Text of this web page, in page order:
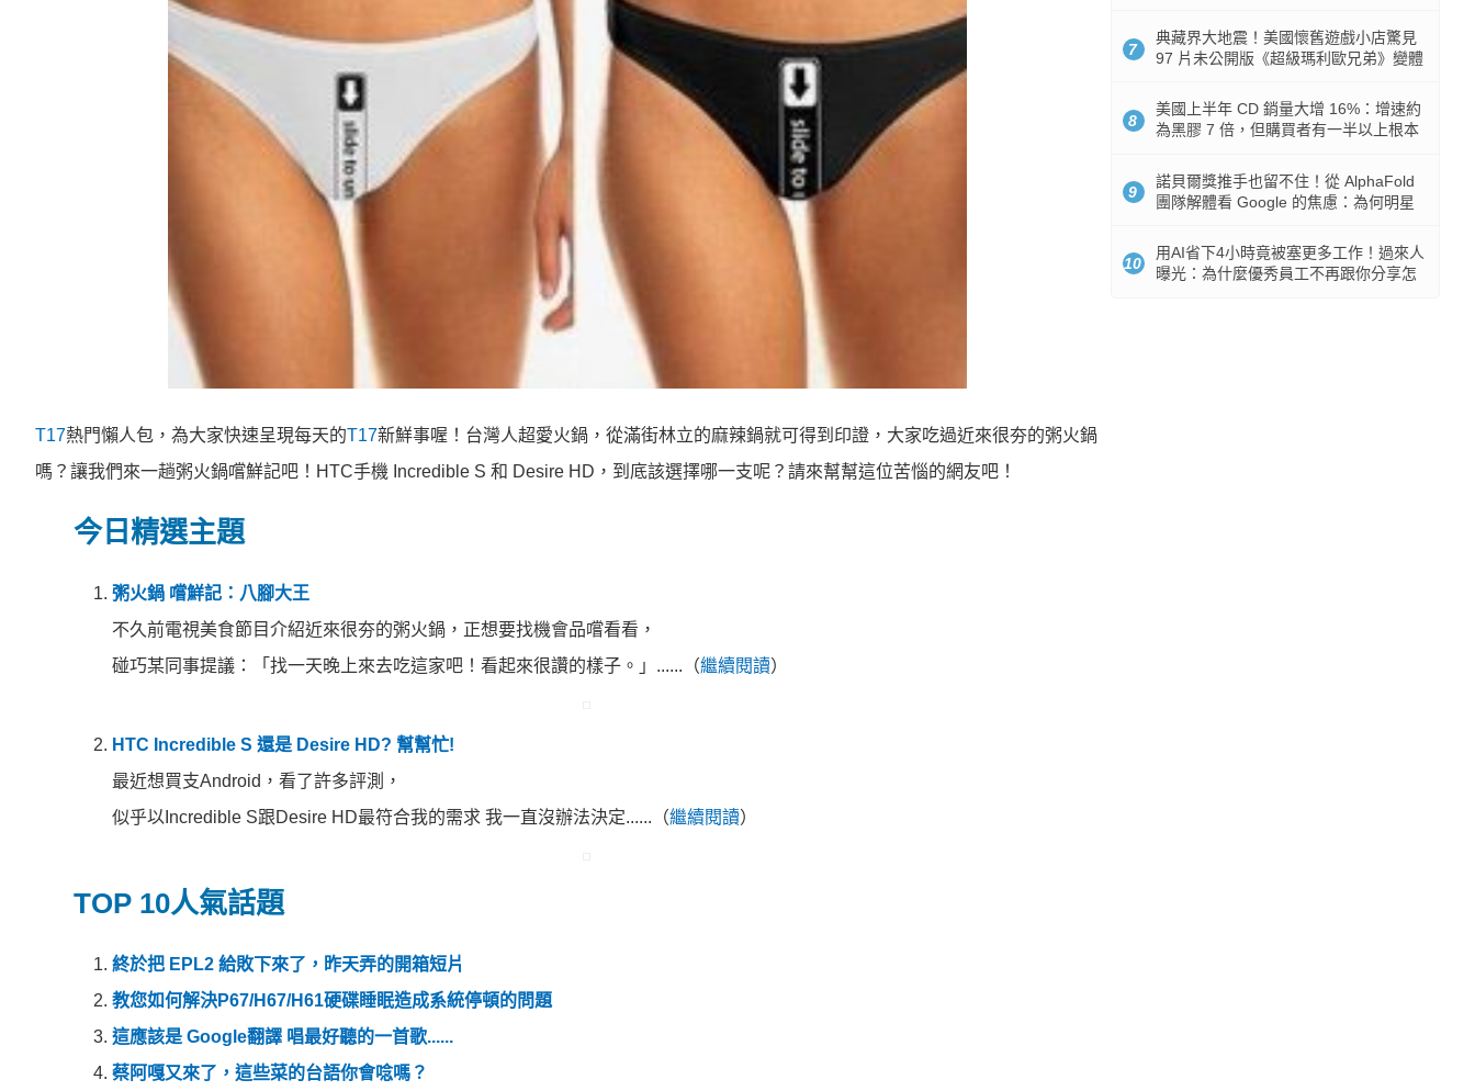
T17熱門懶人包，為大家快速呈現每天的T17新鮮事喔！台灣人超愛火鍋，從滿街林立的麻辣鍋就可得到印證，大家吃過近來很夯的粥火鍋
嗎？讓我們來一趟粥火鍋嚐鮮記吧！HTC手機 Incredible S 和 Desire HD，到底該選擇哪一支呢？請來幫幫這位苦惱的網友吧！
今日精選主題
粥火鍋 嚐鮮記：八腳大王
不久前電視美食節目介紹近來很夯的粥火鍋，正想要找機會品嚐看看，
碰巧某同事提議：「找一天晚上來去吃這家吧！看起來很讚的樣子。」......（繼續閱讀）
HTC Incredible S 還是 Desire HD? 幫幫忙!
最近想買支Android，看了許多評測，
似乎以Incredible S跟Desire HD最符合我的需求 我一直沒辦法決定......（繼續閱讀）
TOP 10人氣話題
終於把 EPL2 給敗下來了，昨天弄的開箱短片
教您如何解決P67/H67/H61硬碟睡眠造成系統停頓的問題
這應該是 Google翻譯 唱最好聽的一首歌......
蔡阿嘎又來了，這些菜的台語你會唸嗎？
7
典藏界大地震！美國懷舊遊戲小店驚見
97 片未公開版《超級瑪利歐兄弟》變體
8
美國上半年 CD 銷量大增 16%：增速約
為黑膠 7 倍，但購買者有一半以上根本
9
諾貝爾獎推手也留不住！從 AlphaFold
團隊解體看 Google 的焦慮：為何明星
10
用AI省下4小時竟被塞更多工作！過來人
曝光：為什麼優秀員工不再跟你分享怎